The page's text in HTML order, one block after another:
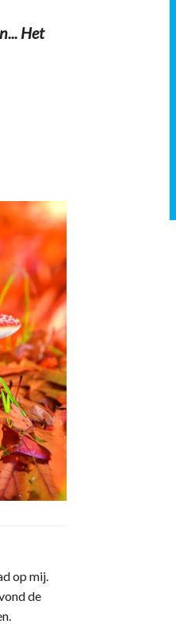
Het
op mij.
de